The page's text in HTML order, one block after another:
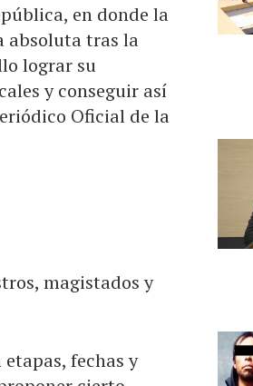
en donde la
absoluta tras la
lograr su
y conseguir así
Oficial de la
magistados y
fechas y